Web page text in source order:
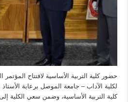
حضور كلية التربية الأساسية لافتتاح
لكلية الآداب – جامعة الموصل برعاية
كلية التربية الأساسية، وضمن سعي الكلية